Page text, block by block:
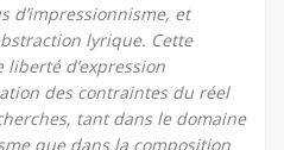
d’impressionnisme, et
lyrique. Cette
d’expression
des contraintes du réel
tant dans le domaine
que dans la composition